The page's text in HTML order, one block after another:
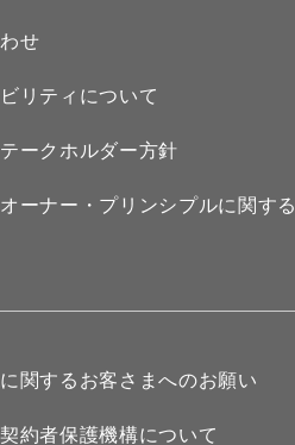
せ
リティについて
ークホルダー方針
ーナー・プリンシプルに関する
関するお客さまへのお願い
約者保護機構について